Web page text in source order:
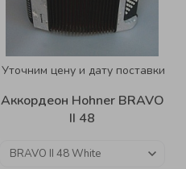
Уточним цену и дату поставки
Аккордеон Hohner BRAVO
II 48